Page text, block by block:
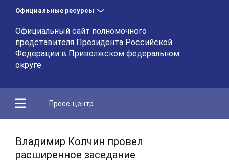
Официальные ресурсы
Официальный сайт полномочного
представителя Президента Российской
Федерации в Приволжском федеральном
округе
Пресс-центр
Владимир Колчин провел
расширенное заседание